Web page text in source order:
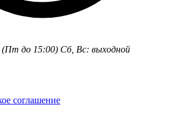
до 15:00) Сб, Вс: выходной
соглашение